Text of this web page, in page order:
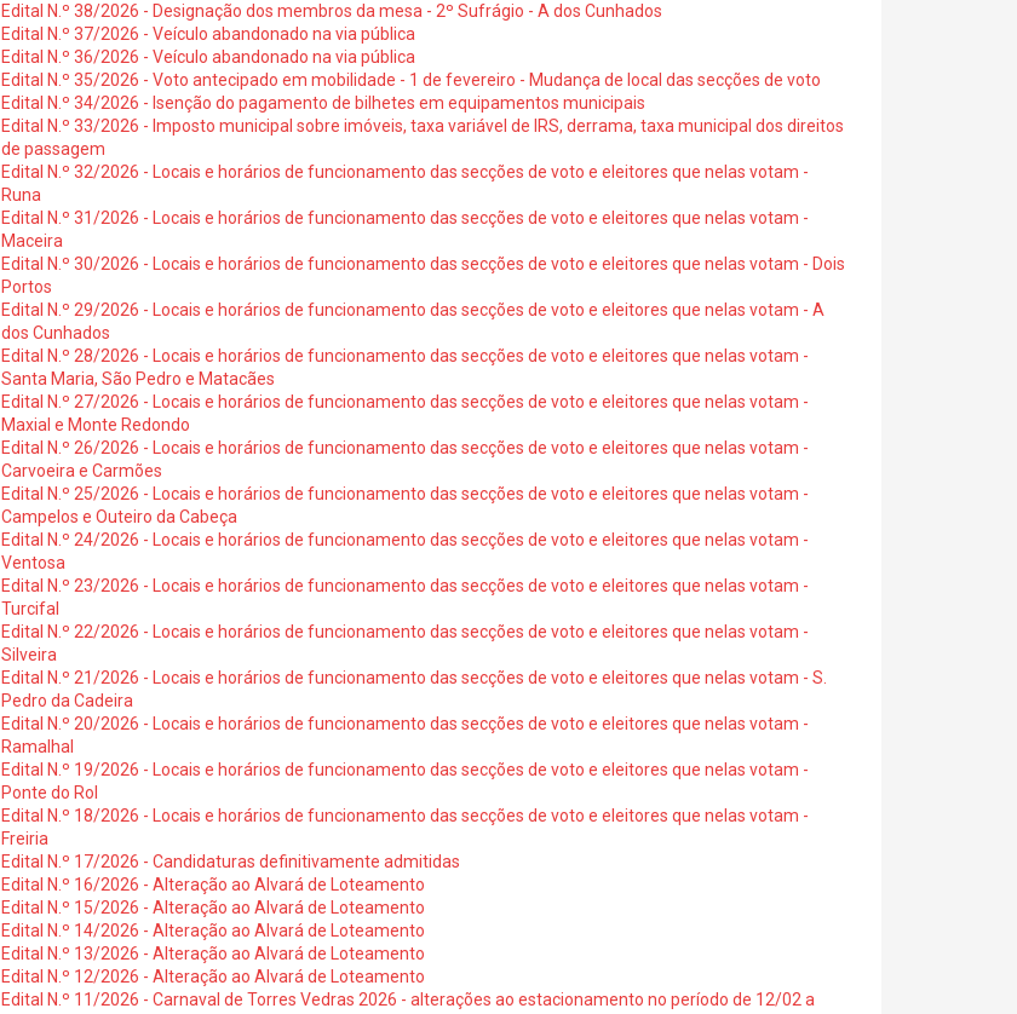
Edital N.º 38/2026 - Designação dos membros da mesa - 2º Sufrágio - A dos Cunhados
Edital N.º 37/2026 - Veículo abandonado na via pública
Edital N.º 36/2026 - Veículo abandonado na via pública
Edital N.º 35/2026 - Voto antecipado em mobilidade - 1 de fevereiro - Mudança de local das secções de voto
Edital N.º 34/2026 - Isenção do pagamento de bilhetes em equipamentos municipais
Edital N.º 33/2026 - Imposto municipal sobre imóveis, taxa variável de IRS, derrama, taxa municipal dos direitos
de passagem
Edital N.º 32/2026 - Locais e horários de funcionamento das secções de voto e eleitores que nelas votam -
Runa
Edital N.º 31/2026 - Locais e horários de funcionamento das secções de voto e eleitores que nelas votam -
Maceira
Edital N.º 30/2026 - Locais e horários de funcionamento das secções de voto e eleitores que nelas votam - Dois
Portos
Edital N.º 29/2026 - Locais e horários de funcionamento das secções de voto e eleitores que nelas votam - A
dos Cunhados
Edital N.º 28/2026 - Locais e horários de funcionamento das secções de voto e eleitores que nelas votam -
Santa Maria, São Pedro e Matacães
Edital N.º 27/2026 - Locais e horários de funcionamento das secções de voto e eleitores que nelas votam -
Maxial e Monte Redondo
Edital N.º 26/2026 - Locais e horários de funcionamento das secções de voto e eleitores que nelas votam -
Carvoeira e Carmões
Edital N.º 25/2026 - Locais e horários de funcionamento das secções de voto e eleitores que nelas votam -
Campelos e Outeiro da Cabeça
Edital N.º 24/2026 - Locais e horários de funcionamento das secções de voto e eleitores que nelas votam -
Ventosa
Edital N.º 23/2026 - Locais e horários de funcionamento das secções de voto e eleitores que nelas votam -
Turcifal
Edital N.º 22/2026 - Locais e horários de funcionamento das secções de voto e eleitores que nelas votam -
Silveira
Edital N.º 21/2026 - Locais e horários de funcionamento das secções de voto e eleitores que nelas votam - S.
Pedro da Cadeira
Edital N.º 20/2026 - Locais e horários de funcionamento das secções de voto e eleitores que nelas votam -
Ramalhal
Edital N.º 19/2026 - Locais e horários de funcionamento das secções de voto e eleitores que nelas votam -
Ponte do Rol
Edital N.º 18/2026 - Locais e horários de funcionamento das secções de voto e eleitores que nelas votam -
Freiria
Edital N.º 17/2026 - Candidaturas definitivamente admitidas
Edital N.º 16/2026 - Alteração ao Alvará de Loteamento
Edital N.º 15/2026 - Alteração ao Alvará de Loteamento
Edital N.º 14/2026 - Alteração ao Alvará de Loteamento
Edital N.º 13/2026 - Alteração ao Alvará de Loteamento
Edital N.º 12/2026 - Alteração ao Alvará de Loteamento
Edital N.º 11/2026 - Carnaval de Torres Vedras 2026 - alterações ao estacionamento no período de 12/02 a